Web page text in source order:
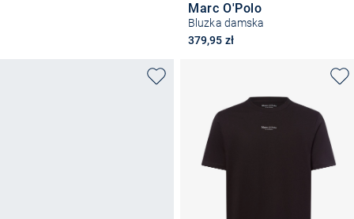
Marc O'Polo
Bluzka damska
379,95 zł